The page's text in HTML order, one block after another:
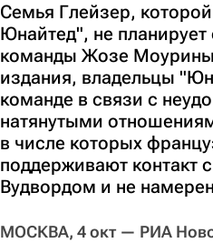
Семья Глейзер,
Юнайтед", не планирует
команды Жозе
издания, владельцы
команде в связи с
натянутыми
в числе которых
поддерживают контакт
Вудвордом и не
МОСКВА, 4 окт — РИА